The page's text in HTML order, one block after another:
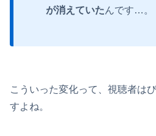
が消えていたんです…。
こういった変化って、視聴者は
すよね。